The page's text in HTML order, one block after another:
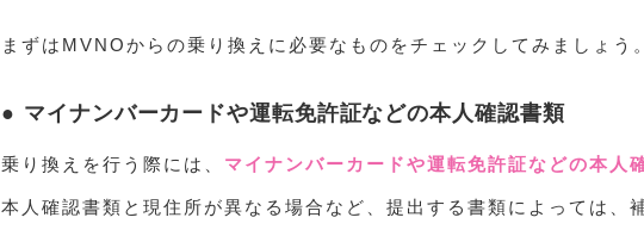
まずはMVNOからの乗り換えに必要なものをチェックしてみましょう。
マイナンバーカードや運転免許証などの本人確認書類
乗り換えを行う際には、 マイナンバーカードや運転免許証などの本人
本人確認書類と現住所が異なる場合など、提出する書類によっては、